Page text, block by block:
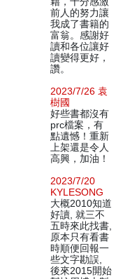
前人的努力讓
我成了書籍的
富翁。感謝好
讀和各位讓好
讀變得更好，
讚。
2023/7/26 袁
樹國
好些書都沒有
prc檔案，有
點遺憾！重新
上架還是令人
高興，加油！
2023/7/20
KYLESONG
大概2010知道
好讀, 就三不
五時來此找書,
原本只有看書
時順便回報一
些文字勘誤,
後來2015開始